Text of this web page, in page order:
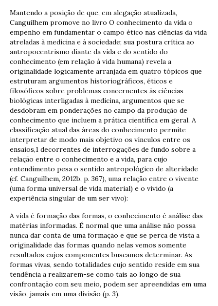
Mantendo a posição de que, em alegação atualizada,
Canguilhem promove no livro O conhecimento da vida o
empenho em fundamentar o campo ético nas ciências da vida
atreladas à medicina e à sociedade; sua postura crítica ao
antropocentrismo diante da vida e do sentido do
conhecimento (em relação à vida humana) revela a
originalidade logicamente arranjada em quatro tópicos que
estruturam argumentos historiográficos, éticos e
filosóficos sobre problemas concernentes às ciências
biológicas interligadas à medicina, argumentos que se
desdobram em ponderações no campo da produção de
conhecimento que incluem a prática científica em geral. A
classificação atual das áreas do conhecimento permite
interpretar de modo mais objetivo os vínculos entre os
ensaios,1 decorrentes de interrogações de fundo sobre a
relação entre o conhecimento e a vida, para cujo
entendimento pesa o sentido antropológico de alteridade
(cf. Canguilhem, 2012b, p. 367), uma relação entre o vivente
(uma forma universal de vida material) e o vivido (a
experiência singular de um ser vivo):
A vida é formação das formas, o conhecimento é análise das
matérias informadas. É normal que uma análise não possa
nunca dar conta de uma formação e que se perca de vista a
originalidade das formas quando nelas vemos somente
resultados cujos componentes buscamos determinar. As
formas vivas, sendo totalidades cujo sentido reside em sua
tendência a realizarem-se como tais ao longo de sua
confrontação com seu meio, podem ser apreendidas em uma
visão, jamais em uma divisão (p. 3).